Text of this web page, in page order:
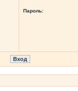
Пароль: